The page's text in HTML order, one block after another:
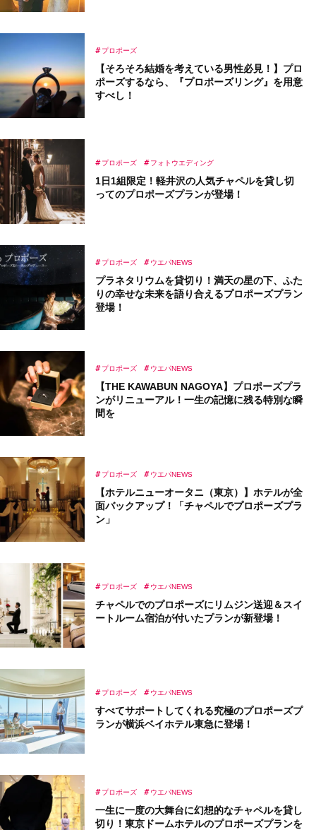
【そろそろ結婚を考えている男性必見！】プロ
ポーズするなら、『プロポーズリング』を用意
すべし！
プロポーズ
1日1組限定！軽井沢の人気チャペルを貸し切
ってのプロポーズプランが登場！
プロポーズ フォトウエディング
プラネタリウムを貸切り！満天の星の下、ふた
りの幸せな未来を語り合えるプロポーズプラン
登場！
プロポーズ ウエパNEWS
【THE KAWABUN NAGOYA】プロポーズプラ
ンがリニューアル！一生の記憶に残る特別な瞬
間を
プロポーズ ウエパNEWS
【ホテルニューオータニ（東京）】ホテルが全
面バックアップ！「チャペルでプロポーズプラ
ン」
プロポーズ ウエパNEWS
チャペルでのプロポーズにリムジン送迎＆スイ
ートルーム宿泊が付いたプランが新登場！
プロポーズ ウエパNEWS
すべてサポートしてくれる究極のプロポーズプ
ランが横浜ベイホテル東急に登場！
プロポーズ ウエパNEWS
一生に一度の大舞台に幻想的なチャペルを貸し
切り！東京ドームホテルのプロポーズプランを
プロポーズ ウエパNEWS